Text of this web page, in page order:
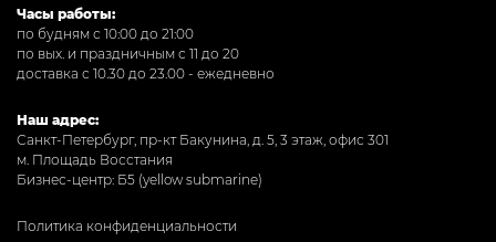
Часы работы:
по будням с 10:00 до 21:00
по вых. и праздничным с 11 до 20
доставка с 10.30 до 23.00 - ежедневно
Наш адрес:
Санкт-Петербург, пр-кт Бакунина, д. 5, 3 этаж, офис 301
м. Площадь Восстания
Бизнес-центр: Б5 (yellow submarine)
Политика конфиденциальности